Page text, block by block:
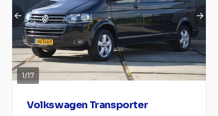
1/17
Volkswagen Transporter